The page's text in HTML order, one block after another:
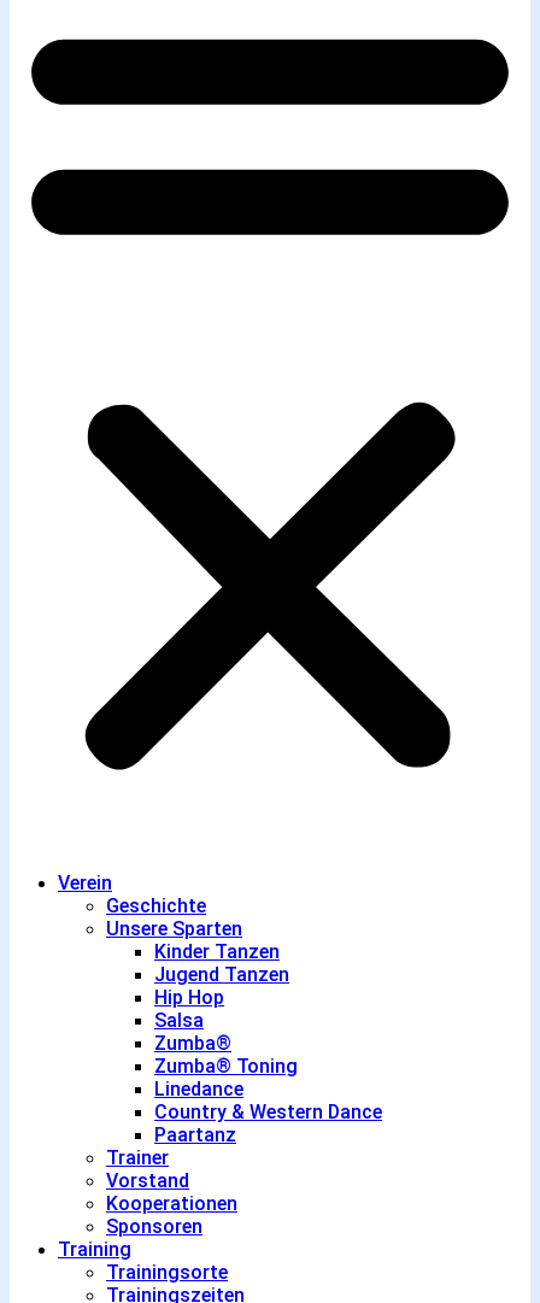
Verein
Geschichte
Unsere Sparten
Kinder Tanzen
Jugend Tanzen
Hip Hop
Salsa
Zumba®
Zumba® Toning
Linedance
Country & Western Dance
Paartanz
Trainer
Vorstand
Kooperationen
Sponsoren
Training
Trainingsorte
Trainingszeiten